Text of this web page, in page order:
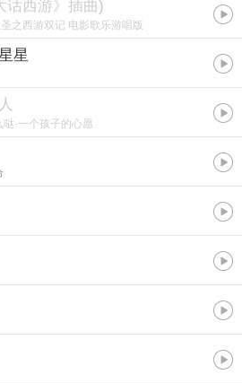
话西游》插曲)
之西游双记 电影歌乐游唱版
星
·一个孩子的心愿